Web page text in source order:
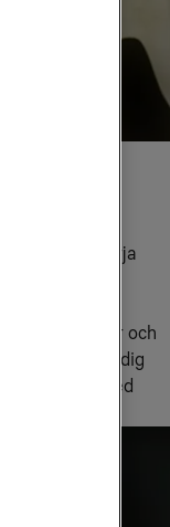
Tele2
enkelt att börja
dina
Tele2 Säker och
som guidar dig
igång med